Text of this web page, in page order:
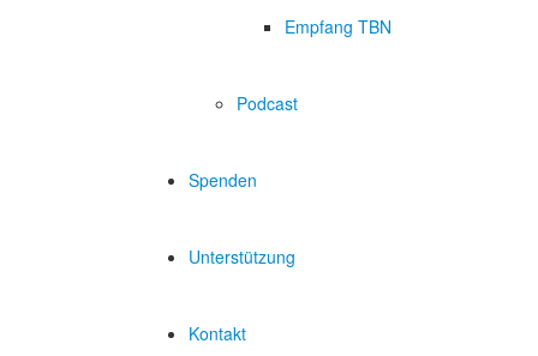
Empfang TBN
Podcast
Spenden
Unterstützung
Kontakt